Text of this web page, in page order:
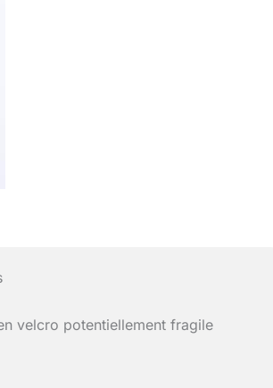
velcro potentiellement fragile